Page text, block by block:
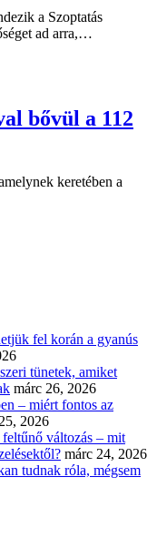
a Szoptatás
ad arra,…
bővül a 112
keretében a
fel korán a gyanús
tünetek, amiket
márc 26, 2026
– miért fontos az
2026
feltűnő változás – mit
márc 24, 2026
tudnak róla, mégsem